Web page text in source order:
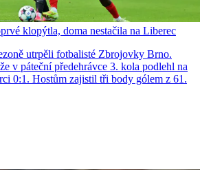
klopýtla, doma nestačila na Liberec
utrpěli fotbalisté Zbrojovky Brno.
v páteční předehrávce 3. kola podlehl na
0:1. Hostům zajistil tři body gólem z 61.